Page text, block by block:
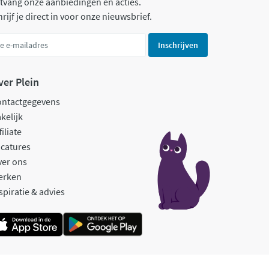
je direct in voor onze nieuwsbrief.
Inschrijven
Plein
ons
& advies